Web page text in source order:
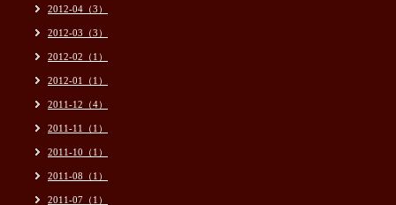
2012-04（3）
2012-03（3）
2012-02（1）
2012-01（1）
2011-12（4）
2011-11（1）
2011-10（1）
2011-08（1）
2011-07（1）